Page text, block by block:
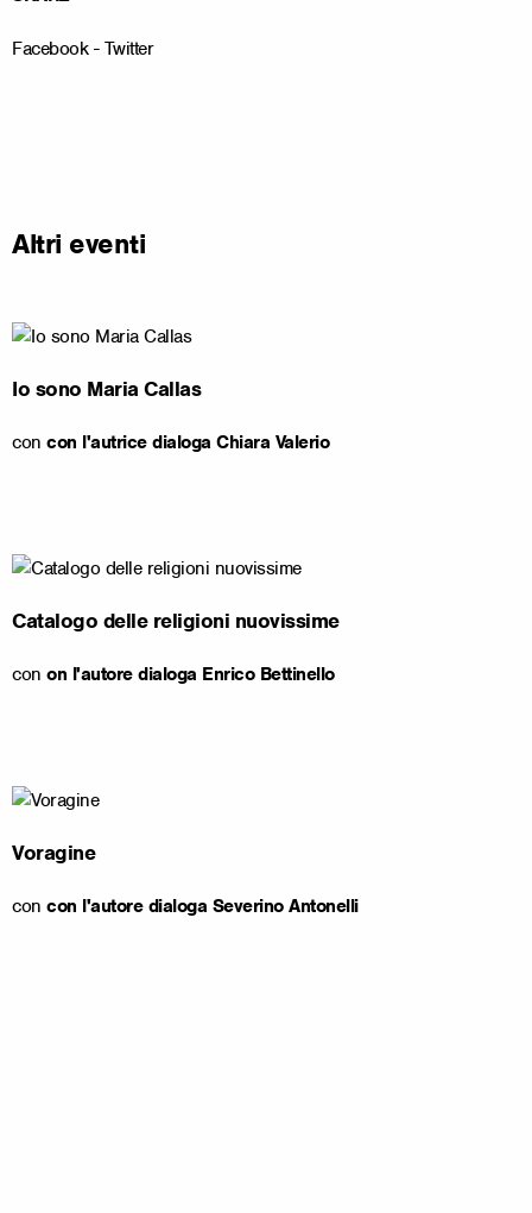
Facebook - Twitter
Altri eventi
Io sono Maria Callas
con con l'autrice dialoga Chiara Valerio
Catalogo delle religioni nuovissime
con on l'autore dialoga Enrico Bettinello
Voragine
con con l'autore dialoga Severino Antonelli